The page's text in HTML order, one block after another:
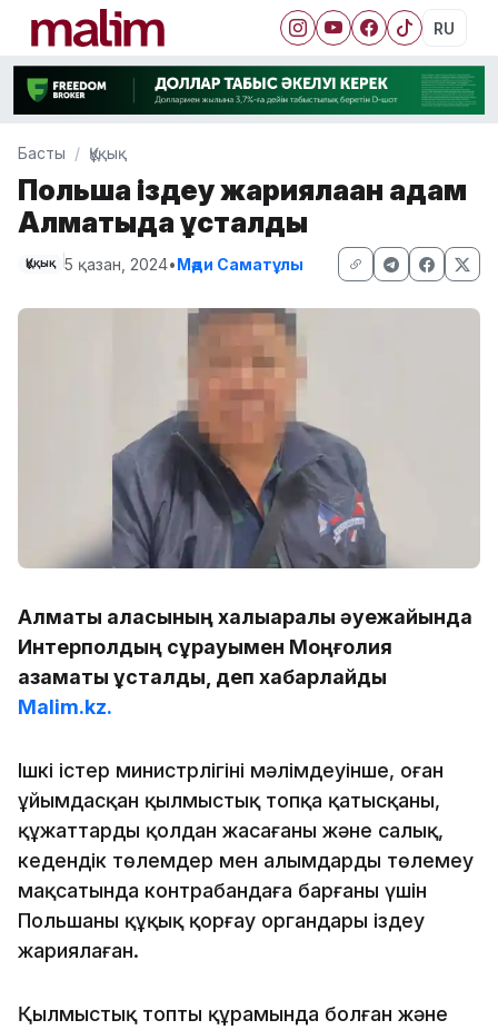
RU
Басты Құқық
Польша іздеу жариялаған адам
Алматыда ұсталды
Құқық 5 қазан, 2024•Мәди Саматұлы
Алматы қаласының халықаралық әуежайында
Интерполдың сұрауымен Моңғолия
азаматы ұсталды, деп хабарлайды
Malim.kz.
Ішкі істер министрлігінің мәлімдеуінше, оған
ұйымдасқан қылмыстық топқа қатысқаны,
құжаттарды қолдан жасағаны және салық,
кедендік төлемдер мен алымдарды төлемеу
мақсатында контрабандаға барғаны үшін
Польшаның құқық қорғау органдары іздеу
жариялаған.
Қылмыстық топтың құрамында болған және